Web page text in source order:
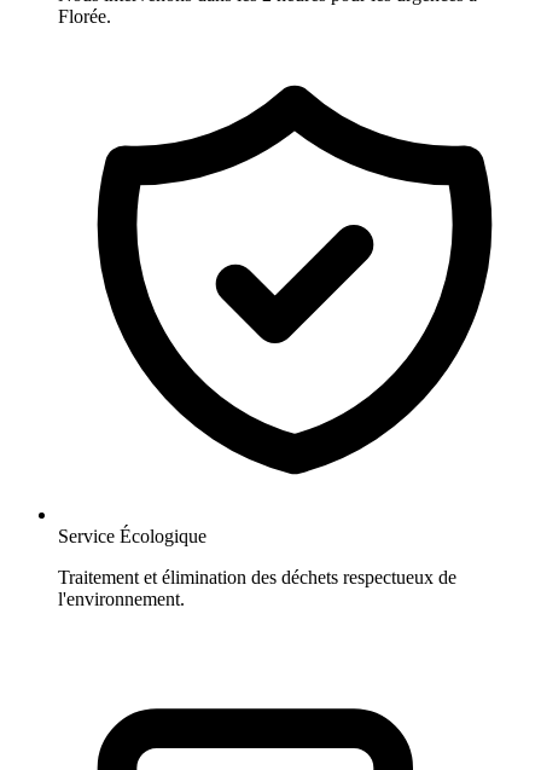
Florée.
Service Écologique
Traitement et élimination des déchets respectueux de
l'environnement.